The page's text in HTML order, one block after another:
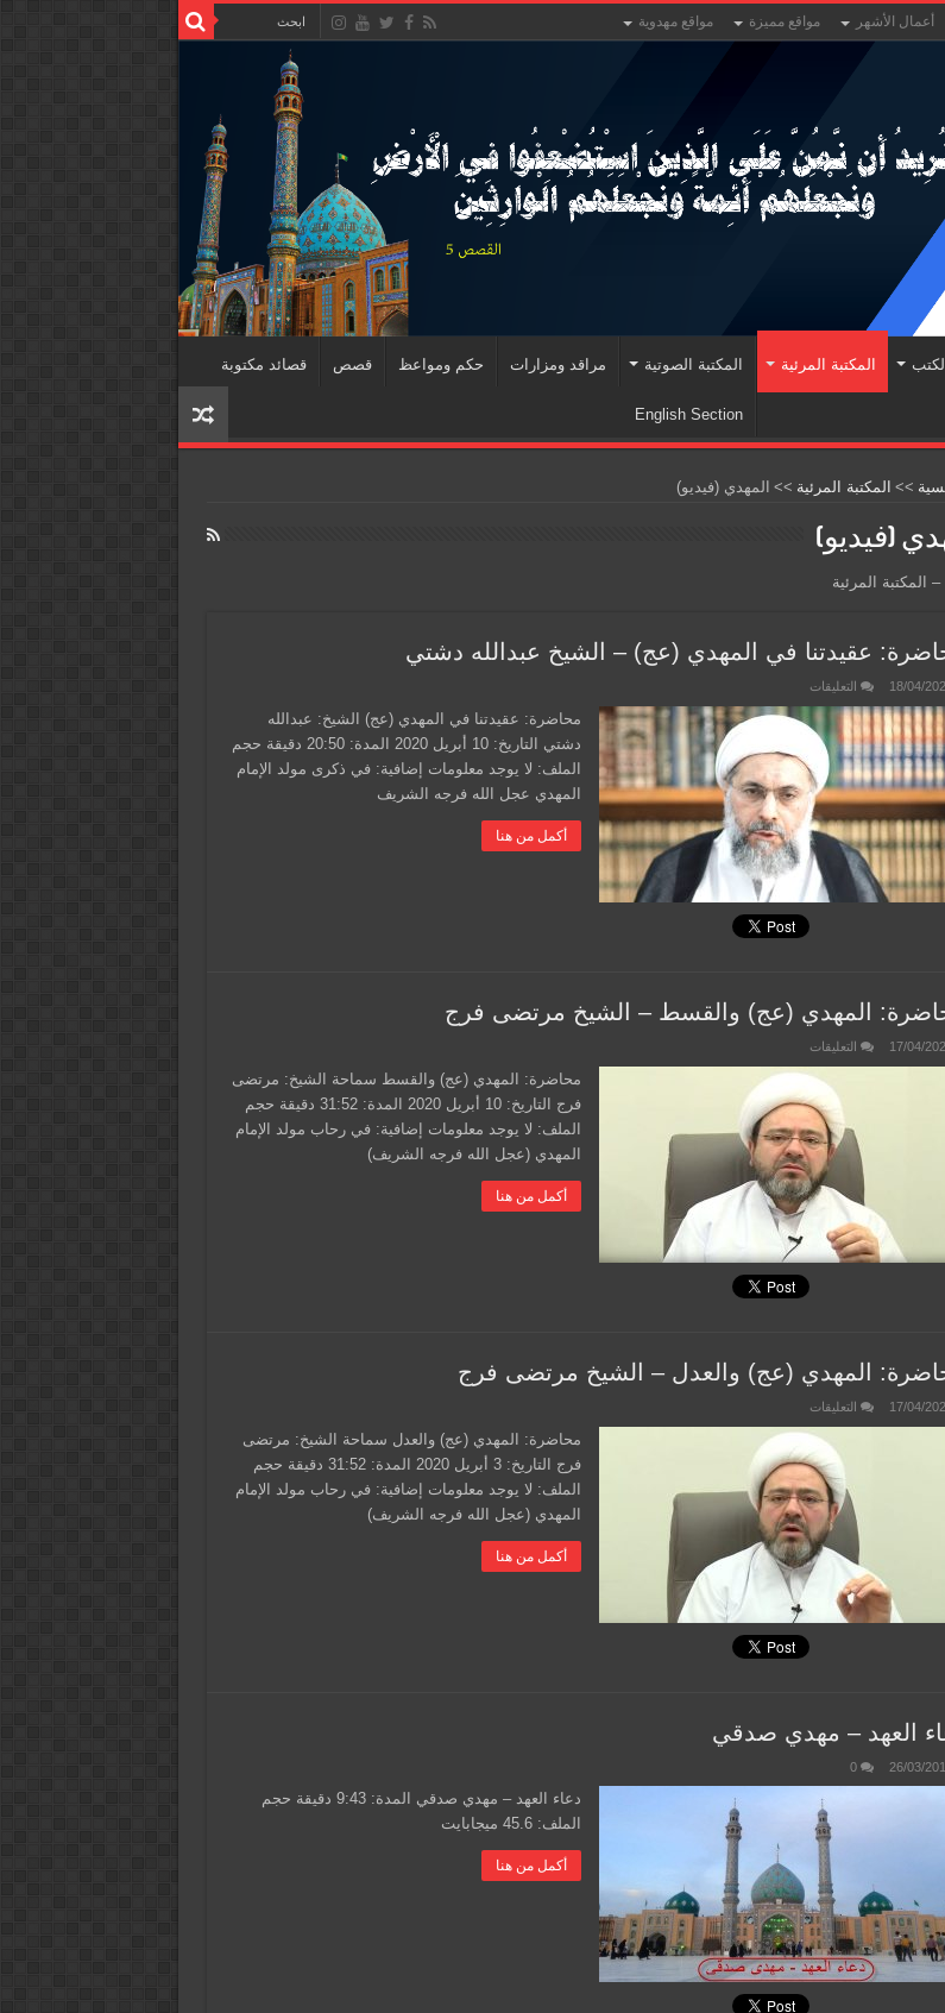
أعمال الأشهر مواقع مميزة مواقع مهدوية
المكتبة المرئية المكتبة الصوتية مراقد ومزارات حكم ومواعظ قصص قصائد مكتوبة
English Section
>> المكتبة المرئية >> المهدي (فيديو)
(فيديو)
– المكتبة المرئية
عقيدتنا في المهدي (عج) – الشيخ عبدالله دشتي
18/04/ التعليقات
عقيدتنا
في
(عج)
–
الشيخ
عبدالله
دشتي
مغلقة
محاضرة: عقيدتنا في المهدي (عج) الشيخ: عبدالله
دشتي التاريخ: 10 أبريل 2020 المدة: 20:50 دقيقة حجم
الملف: لا يوجد معلومات إضافية: في ذكرى مولد الإمام
المهدي عجل الله فرجه الشريف
أكمل من هنا
المهدي (عج) والقسط – الشيخ مرتضى فرج
17/04/ التعليقات
المهدي
(عج)
والقسط
الشيخ
مرتضى
فرج
مغلقة
محاضرة: المهدي (عج) والقسط سماحة الشيخ: مرتضى
فرج التاريخ: 10 أبريل 2020 المدة: 31:52 دقيقة حجم
الملف: لا يوجد معلومات إضافية: في رحاب مولد الإمام
المهدي (عجل الله فرجه الشريف)
أكمل من هنا
المهدي (عج) والعدل – الشيخ مرتضى فرج
17/04/ التعليقات
المهدي
(عج)
والعدل
–
الشيخ
مرتضى
فرج
مغلقة
محاضرة: المهدي (عج) والعدل سماحة الشيخ: مرتضى
فرج التاريخ: 3 أبريل 2020 المدة: 31:52 دقيقة حجم
الملف: لا يوجد معلومات إضافية: في رحاب مولد الإمام
المهدي (عجل الله فرجه الشريف)
أكمل من هنا
العهد – مهدي صدقي
26/03/
0
دعاء العهد – مهدي صدقي المدة: 9:43 دقيقة حجم
الملف: 45.6 ميجابايت
أكمل من هنا